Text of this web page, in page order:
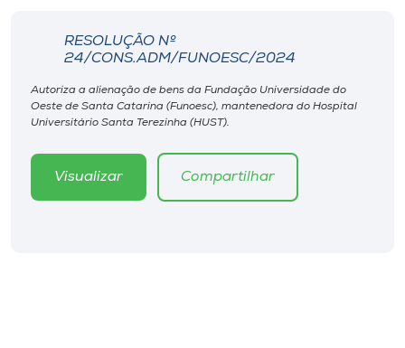
Biblioteca
Editora
Rádio
RESOLUÇÃO Nº
24/CONS.ADM/FUNOESC/2024
Autoriza a alienação de bens da Fundação Universidade do
Oeste de Santa Catarina (Funoesc), mantenedora do Hospital
Universitário Santa Terezinha (HUST).
Visualizar Compartilhar